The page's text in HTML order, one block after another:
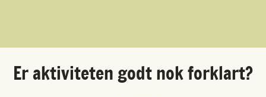
Er aktiviteten godt nok forklart?